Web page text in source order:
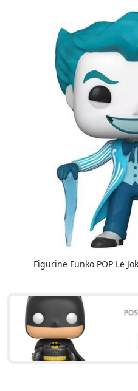
Figurine Funko POP Le